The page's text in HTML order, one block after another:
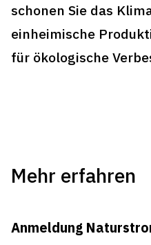
schonen Sie das
einheimische
für ökologische
Mehr erfahren
Anmeldung